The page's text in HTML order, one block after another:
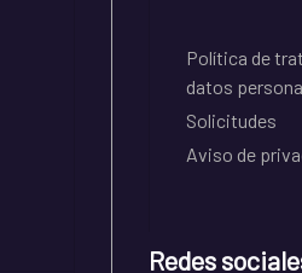
Política de
datos
Solicitudes
Aviso de
Redes